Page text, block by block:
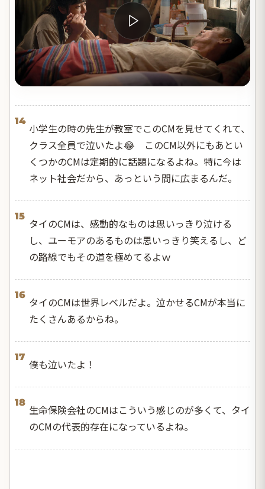
14
小学生の時の先生が教室でこのCMを見せてくれて、
クラス全員で泣いたよ😂 このCM以外にもあとい
くつかのCMは定期的に話題になるよね。特に今は
ネット社会だから、あっという間に広まるんだ。
15
タイのCMは、感動的なものは思いっきり泣ける
し、ユーモアのあるものは思いっきり笑えるし、ど
の路線でもその道を極めてるよｗ
16
タイのCMは世界レベルだよ。泣かせるCMが本当に
たくさんあるからね。
17
僕も泣いたよ！
18
生命保険会社のCMはこういう感じのが多くて、タイ
のCMの代表的存在になっているよね。